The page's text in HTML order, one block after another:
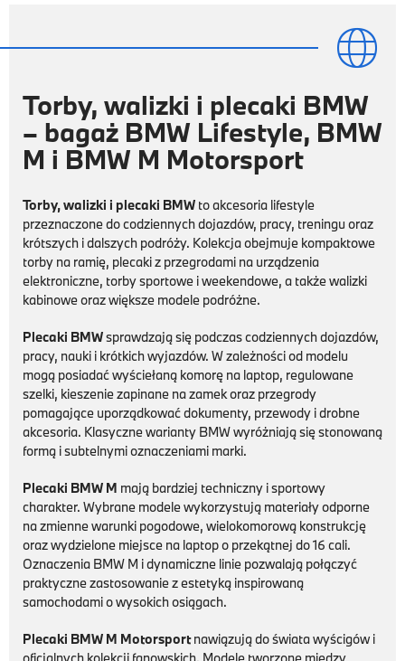

Torby, walizki i plecaki BMW
– bagaż BMW Lifestyle, BMW
M i BMW M Motorsport
Torby, walizki i plecaki BMW to akcesoria lifestyle
przeznaczone do codziennych dojazdów, pracy, treningu oraz
krótszych i dalszych podróży. Kolekcja obejmuje kompaktowe
torby na ramię, plecaki z przegrodami na urządzenia
elektroniczne, torby sportowe i weekendowe, a także walizki
kabinowe oraz większe modele podróżne.
Plecaki BMWsprawdzają się podczas codziennych dojazdów,
pracy, nauki i krótkich wyjazdów. W zależności od modelu
mogą posiadać wyściełaną komorę na laptop, regulowane
szelki, kieszenie zapinane na zamek oraz przegrody
pomagające uporządkować dokumenty, przewody i drobne
akcesoria. Klasyczne warianty BMW wyróżniają się stonowaną
formą i subtelnymi oznaczeniami marki.
Plecaki BMW M mają bardziej techniczny i sportowy
charakter. Wybrane modele wykorzystują materiały odporne
na zmienne warunki pogodowe, wielokomorową konstrukcję
oraz wydzielone miejsce na laptop o przekątnej do 16 cali.
Oznaczenia BMW M i dynamiczne linie pozwalają połączyć
praktyczne zastosowanie z estetyką inspirowaną
samochodami o wysokich osiągach.
Plecaki BMW M Motorsportnawiązują do świata wyścigów i